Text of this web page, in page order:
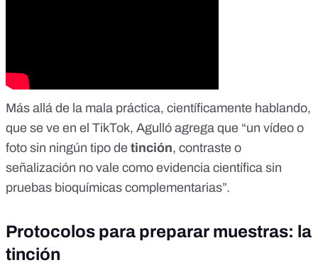
Más allá de la mala práctica, científicamente hablando,
que se ve en el TikTok, Agulló agrega que “un vídeo o
foto sin ningún tipo de tinción, contraste o
señalización no vale como evidencia científica sin
pruebas bioquímicas complementarias”.
Protocolos para preparar muestras: la
tinción